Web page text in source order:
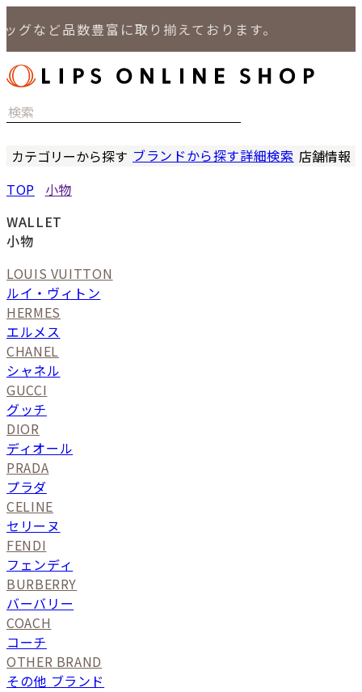
ど品数豊富に取り揃えております。
カテゴリーから探す
バッグ
小物
ジュエリー
セール商品
特集
ブランドから探す詳細検索 店舗情報
TOP
小物
WALLET
小物
LOUIS VUITTON
ルイ・ヴィトン
HERMES
エルメス
CHANEL
シャネル
GUCCI
グッチ
DIOR
ディオール
PRADA
プラダ
CELINE
セリーヌ
FENDI
フェンディ
BURBERRY
バーバリー
COACH
コーチ
OTHER BRAND
その他 ブランド